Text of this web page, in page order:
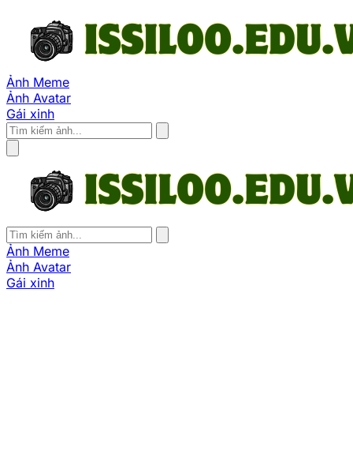
Ảnh Meme
Ảnh Avatar
Gái xinh
Ảnh Meme
Ảnh Avatar
Gái xinh